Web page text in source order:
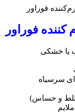
فوراور
فوراور
یا خشکی
سرسیاه
و حساس)